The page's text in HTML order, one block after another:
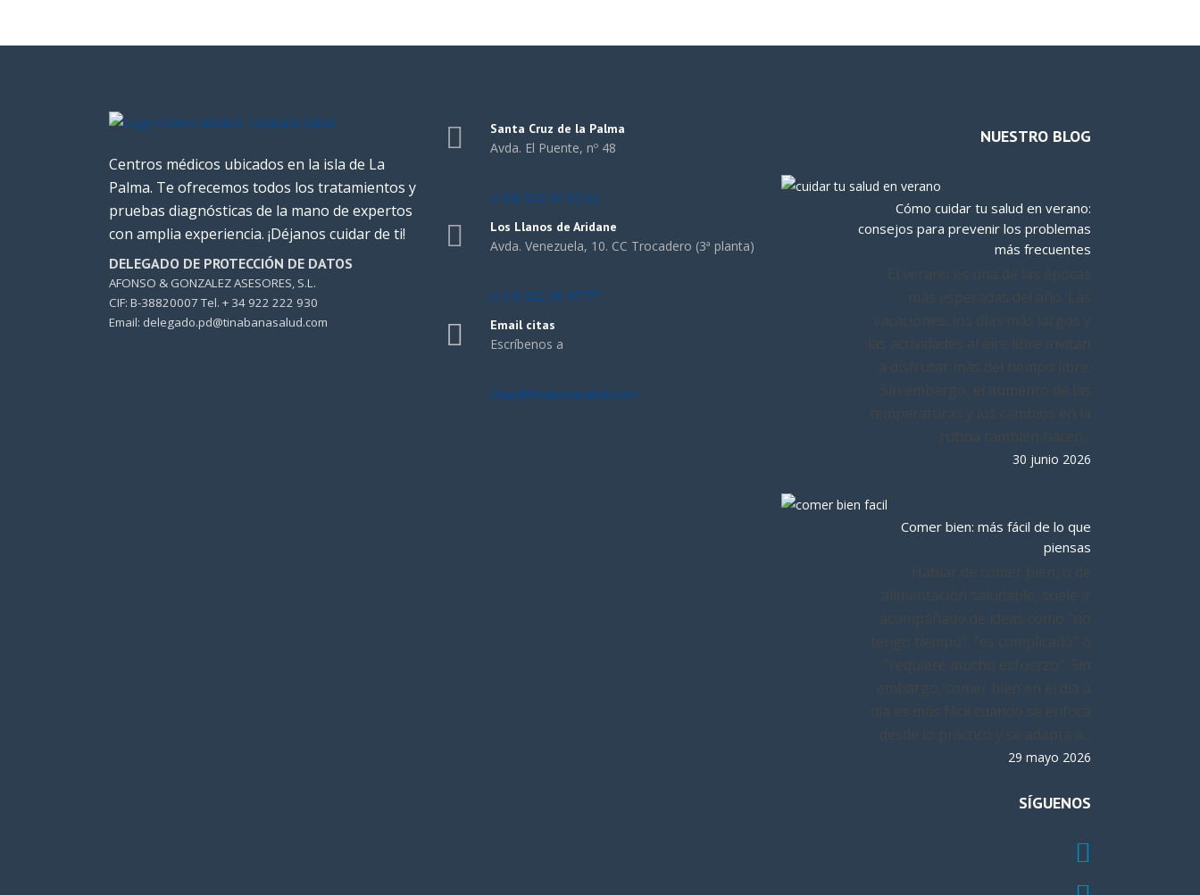
Centros médicos ubicados en la isla de La
Palma. Te ofrecemos todos los tratamientos y
pruebas diagnósticas de la mano de expertos
con amplia experiencia. ¡Déjanos cuidar de ti!
DELEGADO DE PROTECCIÓN DE DATOS
AFONSO & GONZALEZ ASESORES, S.L.
CIF: B-38820007 Tel. + 34 922 222 930
Email: delegado.pd@tinabanasalud.com
Santa Cruz de la Palma
Avda. El Puente, nº 48
(+34) 922 41 02 02
Los Llanos de Aridane
Avda. Venezuela, 10. CC Trocadero (3ª planta)
(+34) 922 46 47 77
Email citas
Escríbenos a
citas@tinabanasalud.com
NUESTRO BLOG
Cómo cuidar tu salud en verano:
consejos para prevenir los problemas
más frecuentes
El verano es una de las épocas
más esperadas del año. Las
vacaciones, los días más largos y
las actividades al aire libre invitan
a disfrutar más del tiempo libre.
Sin embargo, el aumento de las
temperaturas y los cambios en la
rutina también hacen...
30 junio 2026
Comer bien: más fácil de lo que
piensas
Hablar de comer bien, o de
alimentación saludable, suele ir
acompañado de ideas como “no
tengo tiempo”, “es complicado” o
“requiere mucho esfuerzo”. Sin
embargo, comer bien en el día a
día es más fácil cuando se enfoca
desde lo práctico y se adapta a...
29 mayo 2026
SÍGUENOS